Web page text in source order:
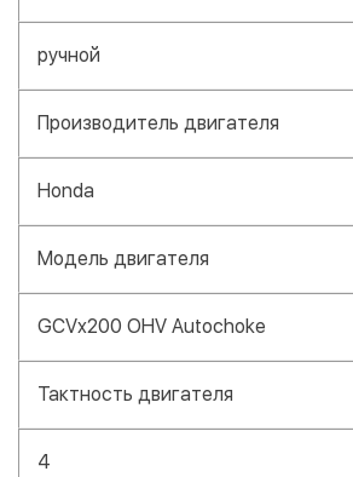
ручной
Производитель двигателя
Honda
Модель двигателя
GCVx200 OHV Autochoke
Тактность двигателя
4